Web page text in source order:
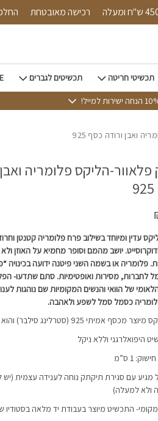
ומעלה רכישה מאובטחת
תכשיטי חריטה תכשיטים לגברים
ואבן ורודה כסף 925
פלאוור-הליקס פלומריה
עדין ומיוחד בשילוב פרח פלומריה קטנטן
יושב מהמם וסופר מחמיא על האוזן ולא
פלומריה או בשמה השני פיטנה ידועה בכינויה
לחברות, מסירות ואופטימיות. סתם שתדעו-
של הוואי והנשים המקומיות שם נוהגות
כסמל סמל לשפע ולאהבה.
מכסף אמיתי 925 (סטרלינג סילבר) והוא עמיד במים
היפואלרגני וללא ניקל
1 ס”מ
מגיע עם סגירת תיקתק נוחה לענידה עצמית (יש
ולא למעלה)
מקומי- התכשיט מיוצר בעבודת יד מלאה בסטודיו